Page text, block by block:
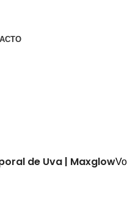
de Uva | Maxglow